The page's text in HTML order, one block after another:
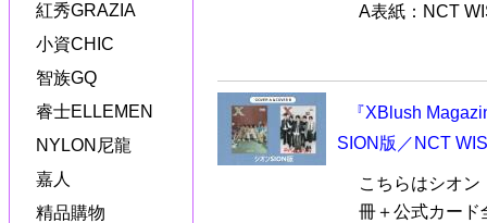
紅秀GRAZIA
小資CHIC
智族GQ
睿士ELLEMEN
NYLON尼龍
嘉人
精品購物
A表紙：NCT
『XBlush
SION版／NCT
こちらはシオ
冊＋公式カード